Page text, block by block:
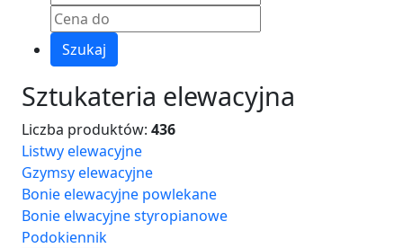
Szukaj
Sztukateria elewacyjna
Liczba produktów: 436
Listwy elewacyjne
Gzymsy elewacyjne
Bonie elewacyjne powlekane
Bonie elwacyjne styropianowe
Podokiennik